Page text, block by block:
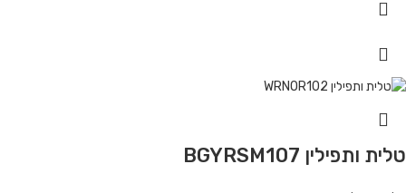
טלית ותפילין BGYRSM107